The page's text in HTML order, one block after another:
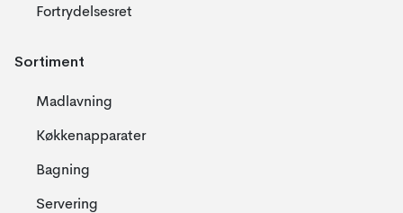
Fortrydelsesret
Sortiment
Madlavning
Køkkenapparater
Bagning
Servering